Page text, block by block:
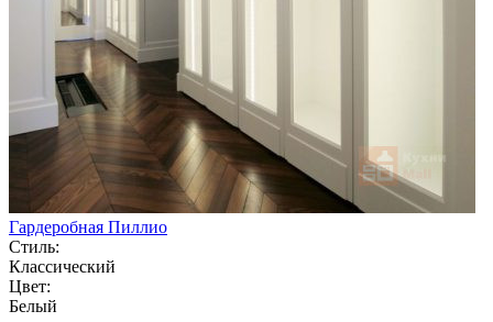
Гардеробная Пиллио
Стиль:
Классический
Цвет:
Белый